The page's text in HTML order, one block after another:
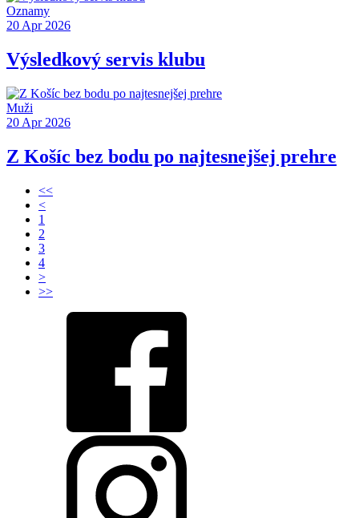
Oznamy
20 Apr 2026
Výsledkový servis klubu
Muži
20 Apr 2026
Z Košíc bez bodu po najtesnejšej prehre
<<
<
1
2
3
4
>
>>